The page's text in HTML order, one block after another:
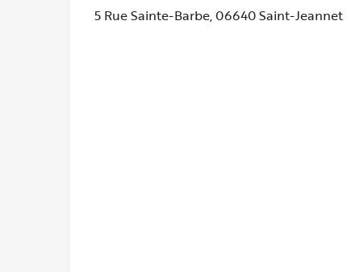
5 Rue Sainte-Barbe, 06640 Saint-Jeannet